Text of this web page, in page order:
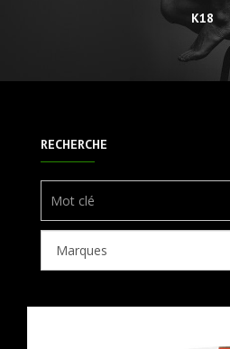
K18
RECHERCHE